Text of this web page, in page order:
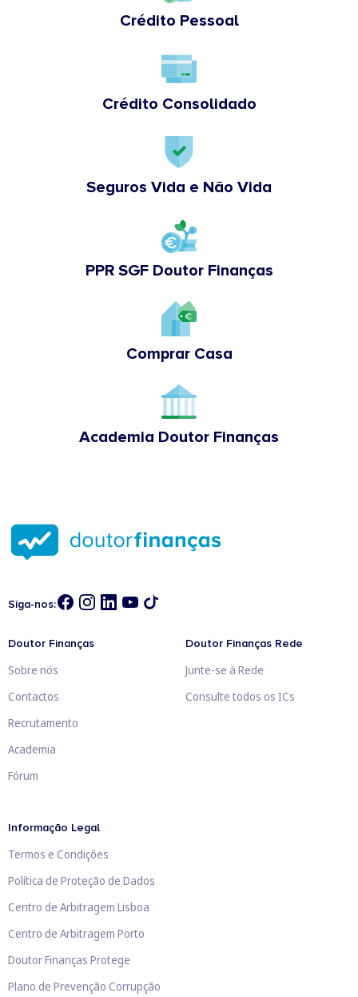
Crédito Pessoal
Crédito Consolidado
Seguros Vida e Não Vida
PPR SGF Doutor Finanças
Comprar Casa
Academia Doutor Finanças
Siga-nos:
Doutor Finanças
Sobre nós
Contactos
Recrutamento
Academia
Fórum
Doutor Finanças Rede
Junte-se à Rede
Consulte todos os ICs
Informação Legal
Termos e Condições
Política de Proteção de Dados
Centro de Arbitragem Lisboa
Centro de Arbitragem Porto
Doutor Finanças Protege
Plano de Prevenção Corrupção